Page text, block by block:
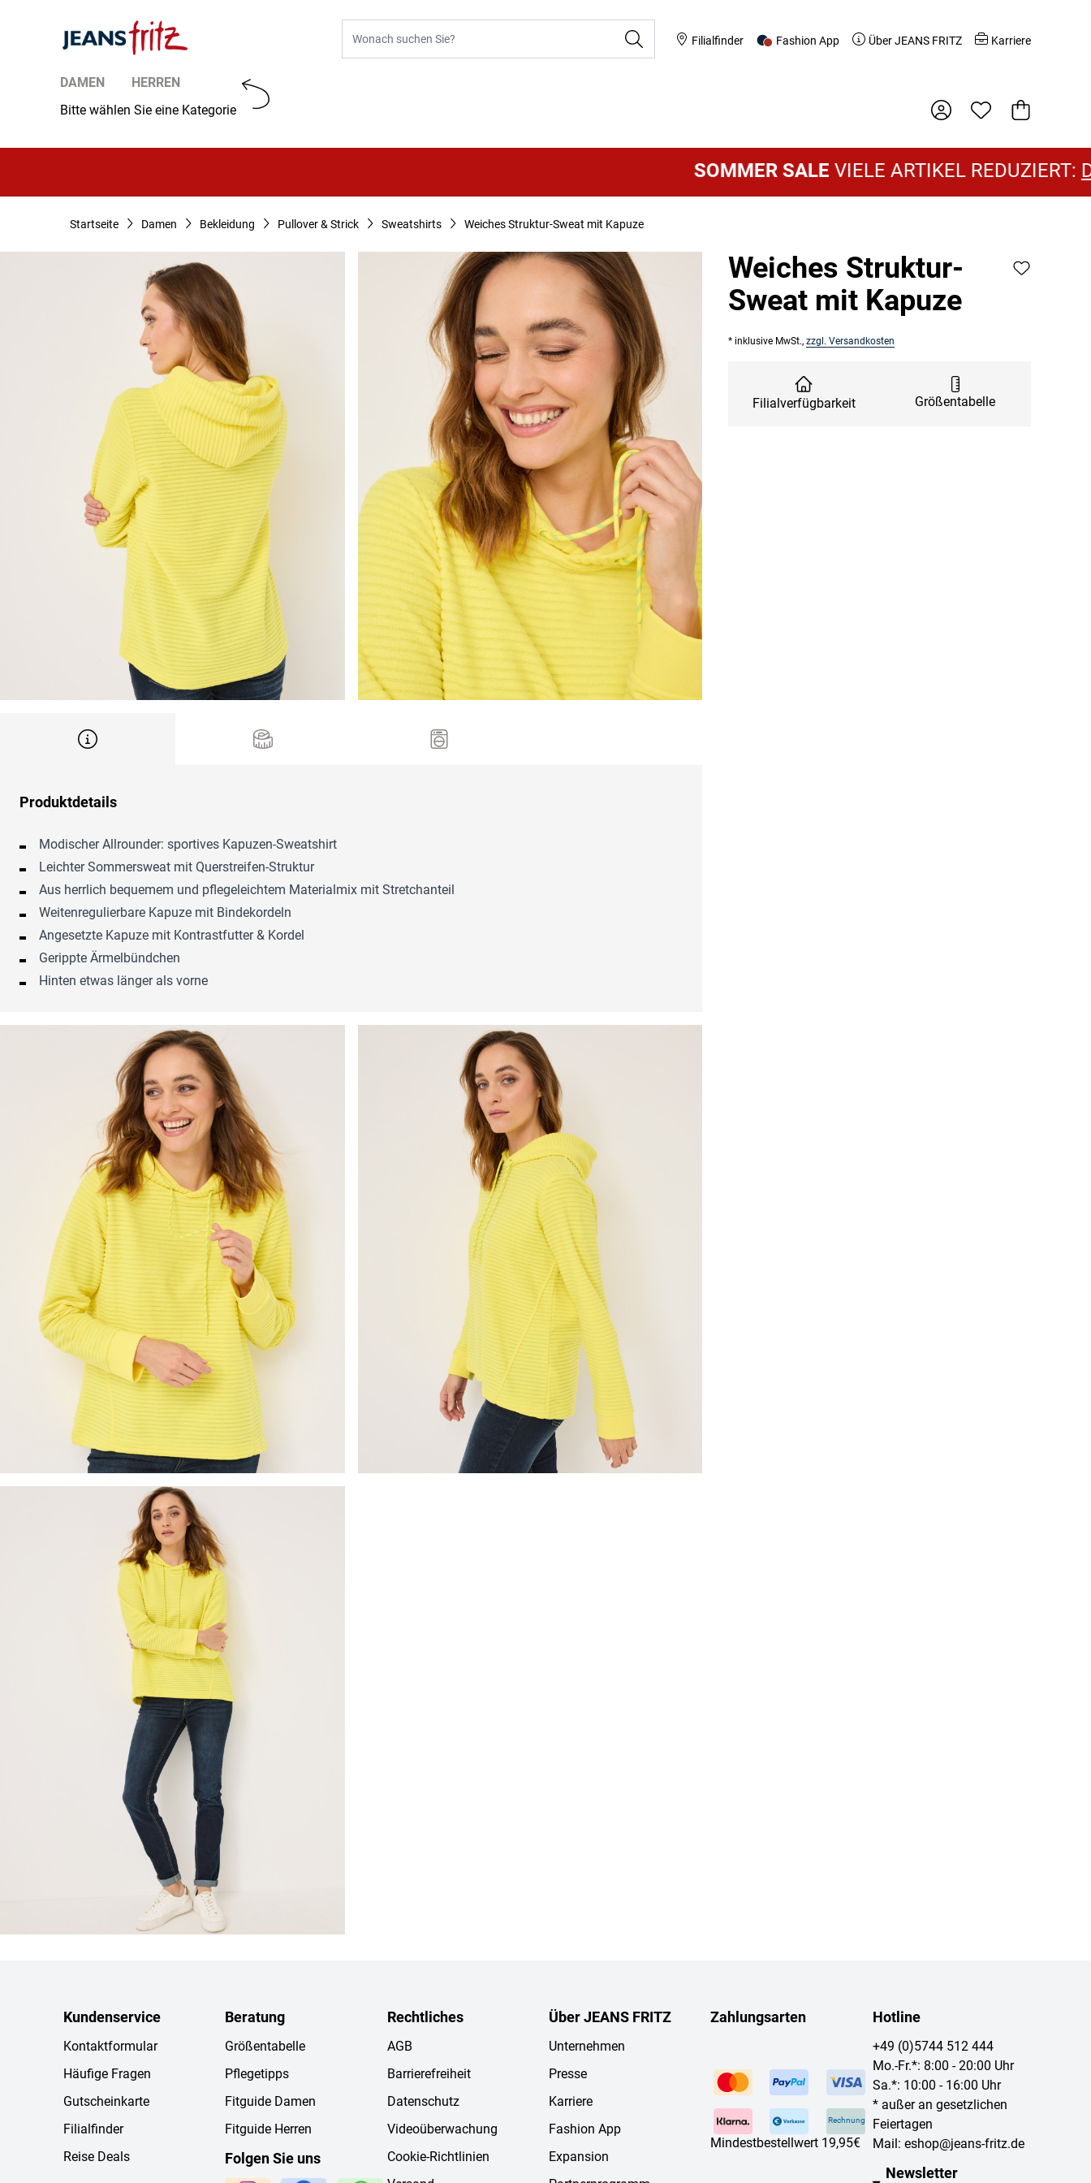
Filialfinder Fashion App Über JEANS FRITZ Karriere
DAMEN
HERREN
Bitte wählen Sie eine Kategorie
Warenkorb
SOMMER SALEVIELE ARTIKEL REDUZIERT:DAMEN
Startseite Damen Bekleidung Pullover & Strick Sweatshirts Weiches Struktur-Sweat mit Kapuze
Produktdetails
Modischer Allrounder: sportives Kapuzen-Sweatshirt
Leichter Sommersweat mit Querstreifen-Struktur
Aus herrlich bequemem und pflegeleichtem Materialmix mit Stretchanteil
Weitenregulierbare Kapuze mit Bindekordeln
Angesetzte Kapuze mit Kontrastfutter & Kordel
Gerippte Ärmelbündchen
Hinten etwas länger als vorne
Weiches Struktur-
Sweat mit Kapuze
* inklusive MwSt., zzgl. Versandkosten
Filialverfügbarkeit Größentabelle
Kundenservice
Kontaktformular
Häufige Fragen
Gutscheinkarte
Filialfinder
Reise Deals
Beratung
Größentabelle
Pflegetipps
Fitguide Damen
Fitguide Herren
Folgen Sie uns
Rechtliches
AGB
Barrierefreiheit
Datenschutz
Videoüberwachung
Cookie-Richtlinien
Über JEANS FRITZ
Unternehmen
Presse
Karriere
Fashion App
Expansion
Zahlungsarten
Rechnung
Mindestbestellwert 19,95€
Hotline
+49 (0)5744 512 444
Mo.-Fr.*: 8:00 - 20:00 Uhr
Sa.*: 10:00 - 16:00 Uhr
* außer an gesetzlichen
Feiertagen
Mail: eshop@jeans-fritz.de
Newsletter